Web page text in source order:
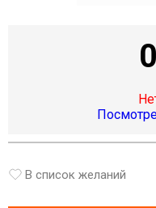
В список желаний